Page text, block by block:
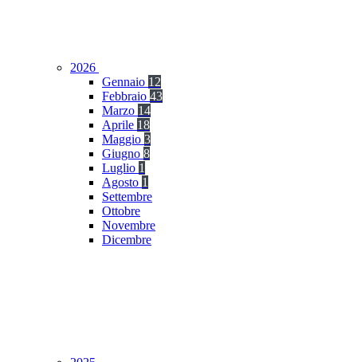
2026
Gennaio 12
Febbraio 43
Marzo 14
Aprile 18
Maggio 3
Giugno 8
Luglio 1
Agosto 1
Settembre
Ottobre
Novembre
Dicembre